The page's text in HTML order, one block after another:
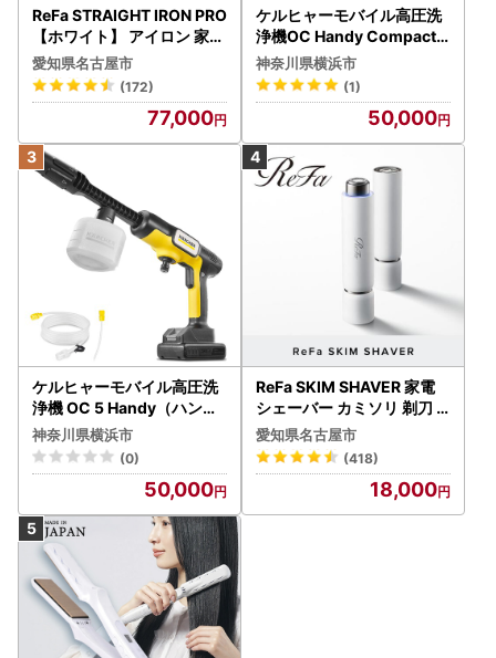
ReFa STRAIGHT IRON PRO
【ホワイト】 アイロン 家電
美容 リファ アイロン
愛知県名古屋市
(172)
77,000
ケルヒャーモバイル高圧洗
浄機OC Handy Compact
（ハンディエア） APV000
7
神奈川県横浜市
(1)
50,000
ケルヒャーモバイル高圧洗
浄機 OC 5 Handy（ハンデ
ィジェット） APV0006
神奈川県横浜市
(0)
50,000
ReFa SKIM SHAVER 家電
シェーバー カミソリ 剃刀
シェーバー
愛知県名古屋市
(418)
18,000